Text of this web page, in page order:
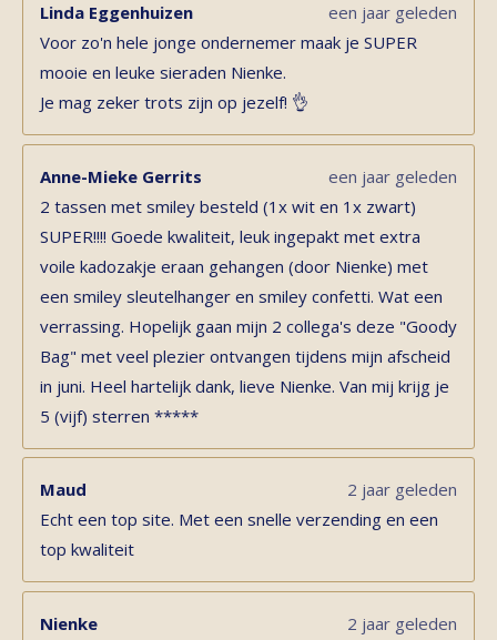
Linda Eggenhuizen
een jaar geleden
Voor zo'n hele jonge ondernemer maak je SUPER
mooie en leuke sieraden Nienke.
Je mag zeker trots zijn op jezelf! 👌
Anne-Mieke Gerrits
een jaar geleden
2 tassen met smiley besteld (1x wit en 1x zwart)
SUPER!!!! Goede kwaliteit, leuk ingepakt met extra
voile kadozakje eraan gehangen (door Nienke) met
een smiley sleutelhanger en smiley confetti. Wat een
verrassing. Hopelijk gaan mijn 2 collega's deze "Goody
Bag" met veel plezier ontvangen tijdens mijn afscheid
in juni. Heel hartelijk dank, lieve Nienke. Van mij krijg je
5 (vijf) sterren *****
Maud
2 jaar geleden
Echt een top site. Met een snelle verzending en een
top kwaliteit
Nienke
2 jaar geleden